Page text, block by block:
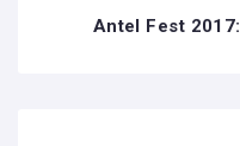
Antel Fest